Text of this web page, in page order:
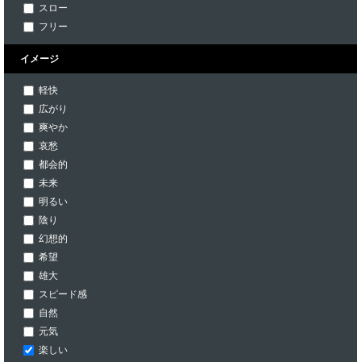
スロー
フリー
イメージ
軽快
広がり
爽やか
哀愁
都会的
未来
明るい
陰り
幻想的
希望
雄大
スピード感
自然
元気
楽しい